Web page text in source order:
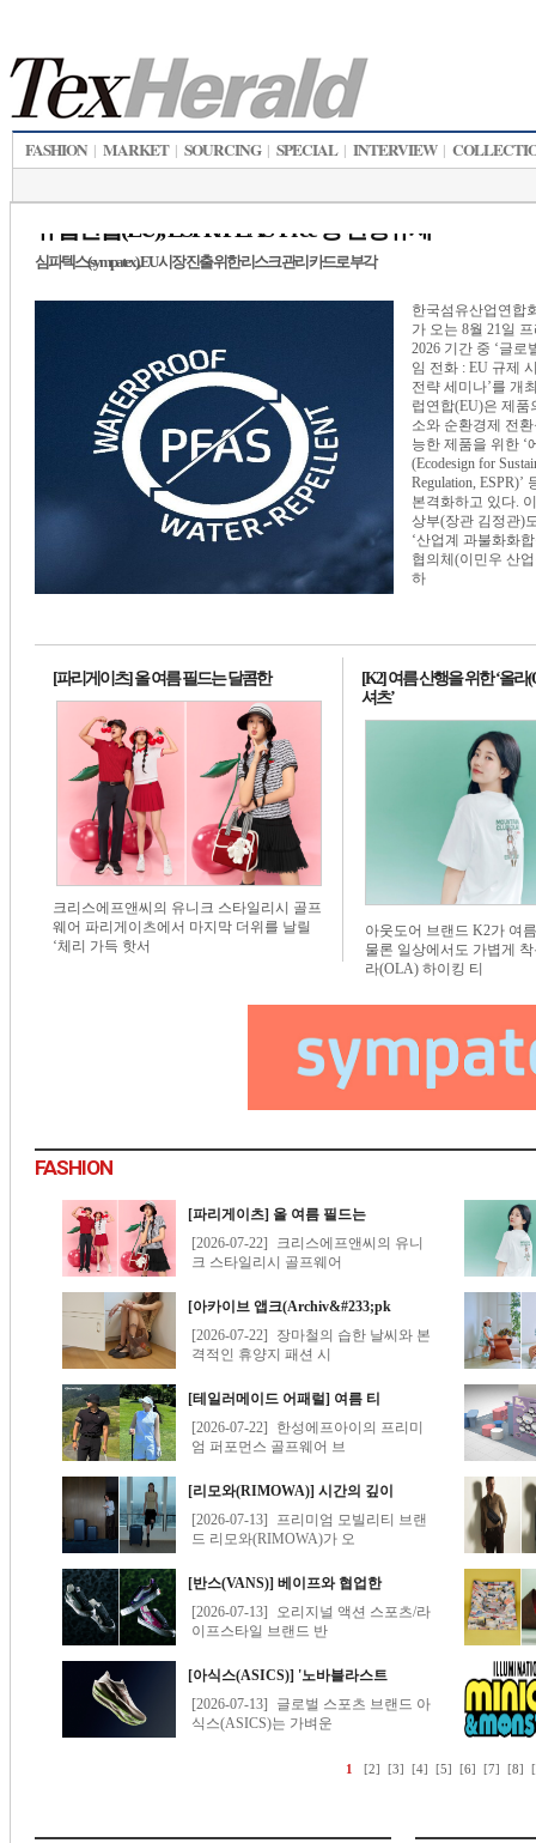
FASHION | MARKET | SOURCING | SPECIAL | INTERVIEW |
유럽연합(EU), ESPR/PEAS-Free 등 환경규제
심파텍스(sympatex), EU 시장 진출 위한 리스크 관리 카드로 부각
한국섬유산업연합
가 오는 8월 21일
2026 기간 중 ‘글로
임 전화 : EU 규제
전략 세미나’를 개
럽연합(EU)은 제품
소와 순환경제 전
능한 제품을 위한 ‘
(Ecodesign for
Regulation, ESPR)’
본격화하고 있다.
상부(장관 김정관)
‘산업계 과불화화
협의체(이민우 산
하
[파리게이츠] 올 여름 필드는 달콤한
크리스에프앤씨의 유니크 스타일리시 골프
웨어 파리게이츠에서 마지막 더위를 날릴
‘체리 가득 핫서
[K2] 여름 산행을 위한 ‘올라
셔츠’
아웃도어 브랜드 K2가 여
물론 일상에서도 가볍게
라(OLA) 하이킹 티
FASHION